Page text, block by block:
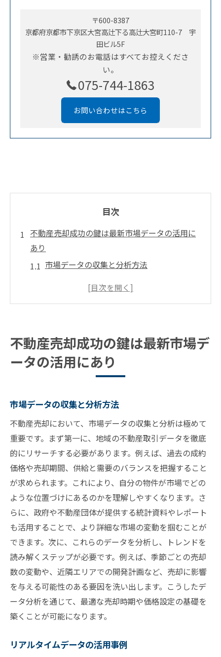
〒600-8387
京都府京都市下京区大宮高辻下る高辻大宮町110-7 宇
田ビル5F
※営業・勧誘のお電話はすべてお控えくださ
い。
075-744-1863
お問い合わせはこちら
目次
不動産売却成功の鍵は最新市場データの活用に
あり
市場データの収集と分析方法
リアルタイムデータの活用事例
データドリブンな売却戦略のメリット
市場データで見る不動産売却のタイミングとは
経済指標と不動産売却の関連性
売却タイミングの地域差を理解する
市場データを用いたタイミング戦略
過去のデータから未来を予測する方法
不動産売却における季節と経済状況の影響を分
析
季節ごとの売却トレンドの特徴
経済指標が不動産市場に与える影響
売却に適した季節を見極める
経済状況の変化と売却タイミングの調整
地域ごとの季節効果の違い
経済イベントを活かした売却戦略
地域特性を活かした効果的な不動産売却戦略
地域別売却時期の違い
不動産売却成功の鍵は最新市場デ
ータの活用にあり
市場データの収集と分析方法
不動産売却において、市場データの収集と分析は極めて
重要です。まず第一に、地域の不動産取引データを徹底
的にリサーチする必要があります。例えば、過去の成約
価格や売却期間、供給と需要のバランスを把握すること
が求められます。これにより、自分の物件が市場でどの
ような位置づけにあるのかを理解しやすくなります。さ
らに、政府や不動産団体が提供する統計資料やレポート
も活用することで、より詳細な市場の変動を掴むことが
できます。次に、これらのデータを分析し、トレンドを
読み解くステップが必要です。例えば、季節ごとの売却
数の変動や、近隣エリアでの開発計画など、売却に影響
を与える可能性のある要因を洗い出します。こうしたデ
ータ分析を通じて、最適な売却時期や価格設定の基礎を
築くことが可能になります。
リアルタイムデータの活用事例